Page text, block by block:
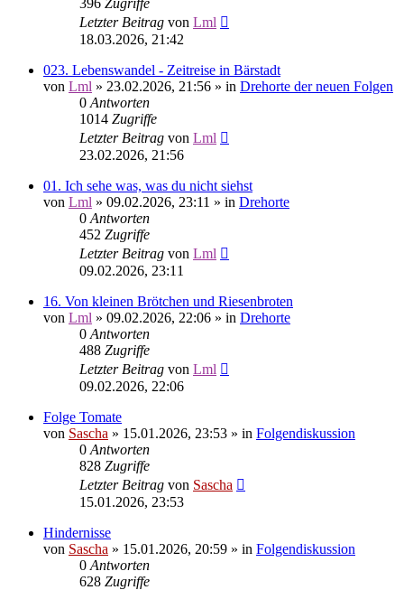
Letzter Beitrag von Lml
18.03.2026, 21:42
023. Lebenswandel - Zeitreise in Bärstadt
von Lml » 23.02.2026, 21:56 » in Drehorte der neuen Folgen
0 Antworten
1014 Zugriffe
Letzter Beitrag von Lml
23.02.2026, 21:56
01. Ich sehe was, was du nicht siehst
von Lml » 09.02.2026, 23:11 » in Drehorte
0 Antworten
452 Zugriffe
Letzter Beitrag von Lml
09.02.2026, 23:11
16. Von kleinen Brötchen und Riesenbroten
von Lml » 09.02.2026, 22:06 » in Drehorte
0 Antworten
488 Zugriffe
Letzter Beitrag von Lml
09.02.2026, 22:06
Folge Tomate
von Sascha » 15.01.2026, 23:53 » in Folgendiskussion
0 Antworten
828 Zugriffe
Letzter Beitrag von Sascha
15.01.2026, 23:53
Hindernisse
von Sascha » 15.01.2026, 20:59 » in Folgendiskussion
0 Antworten
628 Zugriffe